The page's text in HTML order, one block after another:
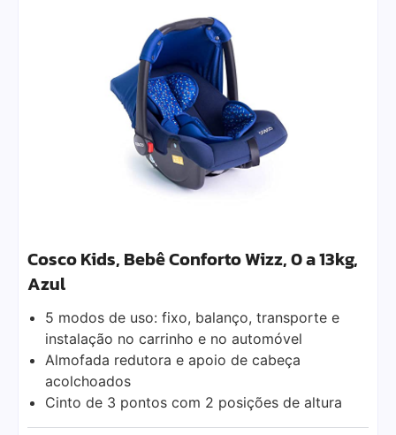
Cosco Kids, Bebê Conforto Wizz, 0 a 13kg,
Azul
5 modos de uso: fixo, balanço, transporte e
instalação no carrinho e no automóvel
Almofada redutora e apoio de cabeça
acolchoados
Cinto de 3 pontos com 2 posições de altura